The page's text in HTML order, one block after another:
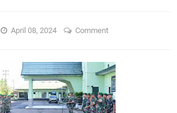
April 08, 2024 Comment